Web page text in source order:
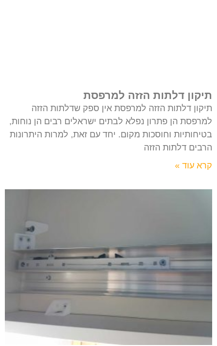
תיקון דלתות הזזה למרפסת
תיקון דלתות הזזה למרפסת אין ספק שדלתות הזזה
למרפסת הן פתרון נפלא לבתים ישראלים רבים הן נוחות,
בטיחותיות וחוסכות מקום. יחד עם זאת, למרות היתרונות
הרבים דלתות הזזה
קרא עוד »